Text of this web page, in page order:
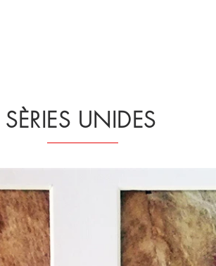
SÈRIES UNIDES